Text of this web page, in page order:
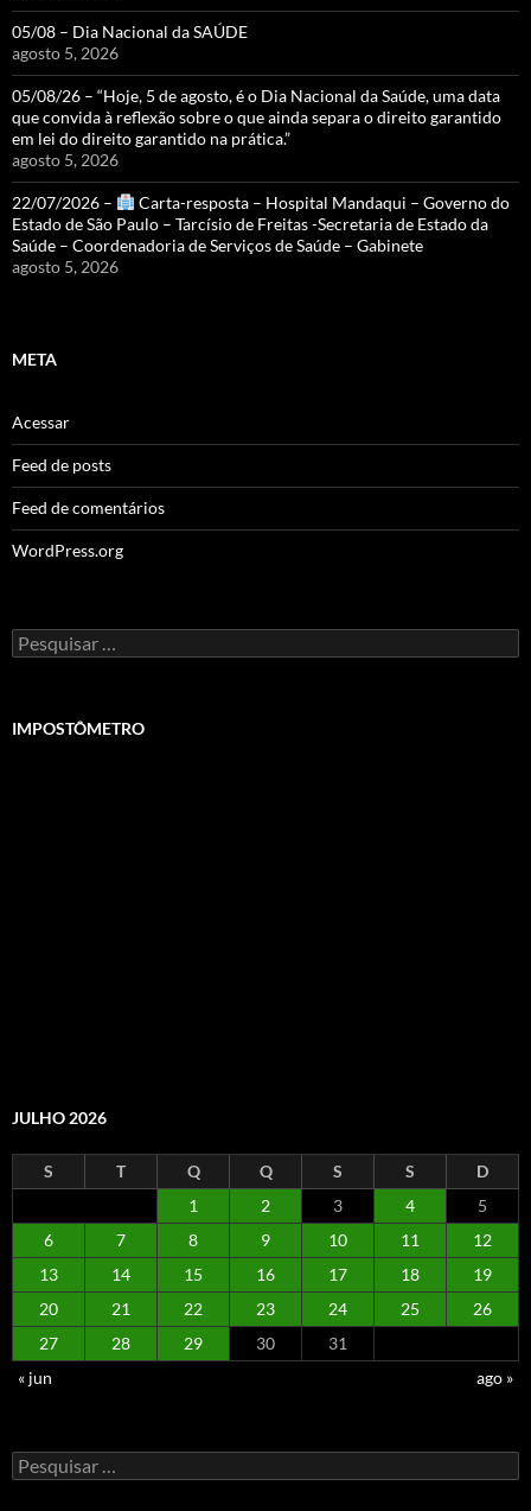
05/08 – Dia Nacional da SAÚDE
agosto 5, 2026
05/08/26 – “Hoje, 5 de agosto, é o Dia Nacional da Saúde, uma data
que convida à reflexão sobre o que ainda separa o direito garantido
em lei do direito garantido na prática.”
agosto 5, 2026
22/07/2026 –
Carta-resposta – Hospital Mandaqui – Governo do
Estado de São Paulo – Tarcísio de Freitas -Secretaria de Estado da
Saúde – Coordenadoria de Serviços de Saúde – Gabinete
agosto 5, 2026
META
Acessar
Feed de posts
Feed de comentários
WordPress.org
Pesquisar
por:
IMPOSTÔMETRO
JULHO 2026
S T Q Q S S
D
1
2 3 4
5
6
7 8 9 10 11
12
13
14 15 16 17 18
19
20
21 22 23 24 25
26
27
28 29 30
31
« jun
ago »
Pesquisar
por: